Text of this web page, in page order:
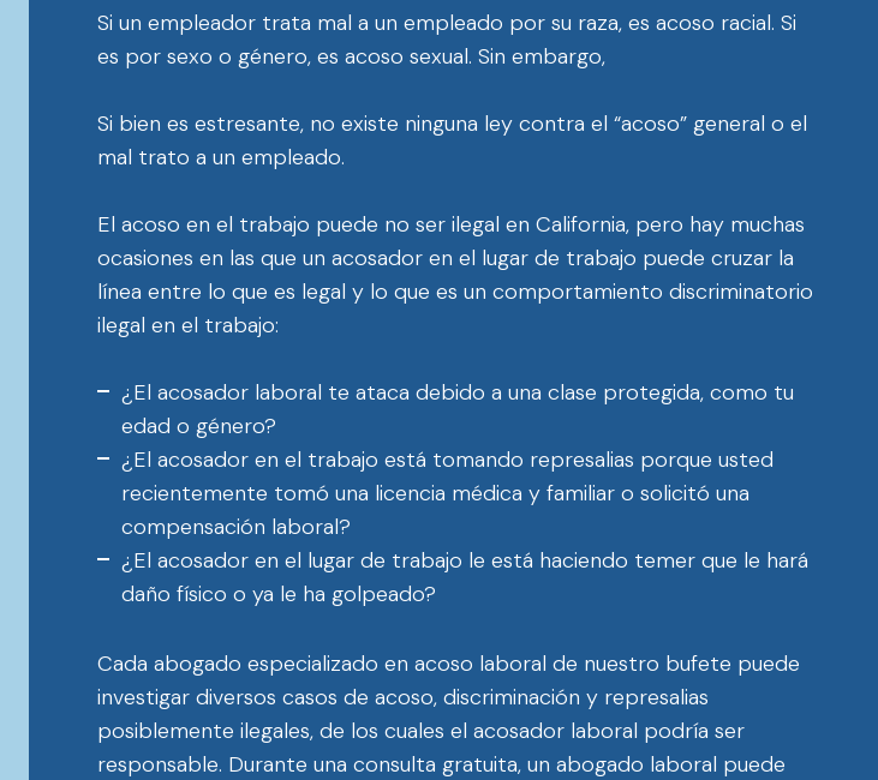
Si un empleador trata mal a un empleado por su raza, es acoso racial. Si
es por sexo o género, es acoso sexual. Sin embargo,
Si bien es estresante, no existe ninguna ley contra el “acoso” general o el
mal trato a un empleado.
El acoso en el trabajo puede no ser ilegal en California, pero hay muchas
ocasiones en las que un acosador en el lugar de trabajo puede cruzar la
línea entre lo que es legal y lo que es un comportamiento discriminatorio
ilegal en el trabajo:
¿El acosador laboral te ataca debido a una clase protegida, como tu
edad o género?
¿El acosador en el trabajo está tomando represalias porque usted
recientemente tomó una licencia médica y familiar o solicitó una
compensación laboral?
¿El acosador en el lugar de trabajo le está haciendo temer que le hará
daño físico o ya le ha golpeado?
Cada abogado especializado en acoso laboral de nuestro bufete puede
investigar diversos casos de acoso, discriminación y represalias
posiblemente ilegales, de los cuales el acosador laboral podría ser
responsable. Durante una consulta gratuita, un abogado laboral puede